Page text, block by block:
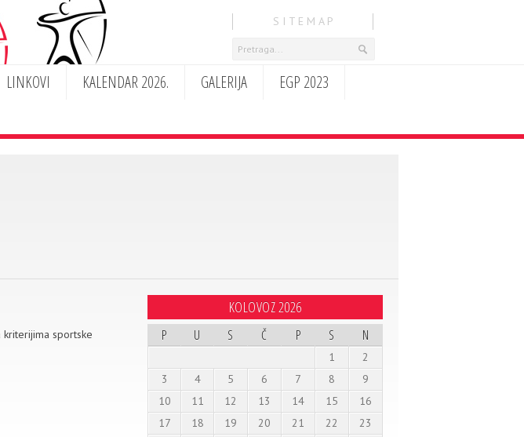
S I T E M A P
LINKOVI KALENDAR 2026. GALERIJA
EGP 2023
sportske
KOLOVOZ 2026
P U S Č P S N
1
2
3
4 5 6 7 8
9
10
11 12 13 14 15
16
17
18 19 20 21 22
23